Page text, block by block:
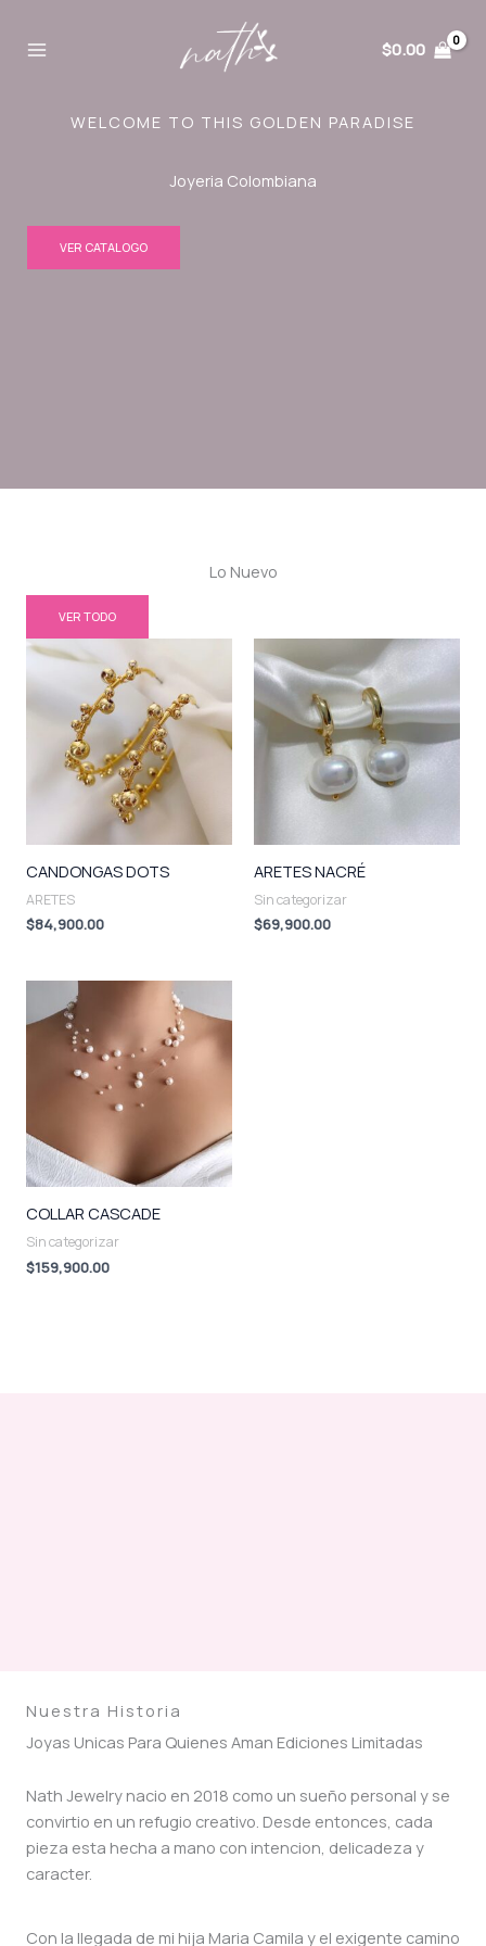
$0.00
WELCOME TO THIS GOLDEN PARADISE
Joyeria Colombiana
VER CATALOGO
Lo Nuevo
VER TODO
CANDONGAS DOTS
ARETES
$84,900.00
ARETES NACRÉ
Sin categorizar
$69,900.00
COLLAR CASCADE
Sin categorizar
$159,900.00
Nuestra Historia
Joyas Unicas Para Quienes Aman Ediciones Limitadas
Nath Jewelry nacio en 2018 como un sueño personal y se
convirtio en un refugio creativo. Desde entonces, cada
pieza esta hecha a mano con intencion, delicadeza y
caracter.
Con la llegada de mi hija Maria Camila y el exigente camino